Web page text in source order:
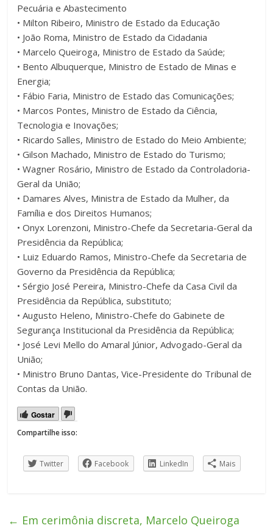
Pecuária e Abastecimento
• Milton Ribeiro, Ministro de Estado da Educação
• João Roma, Ministro de Estado da Cidadania
• Marcelo Queiroga, Ministro de Estado da Saúde;
• Bento Albuquerque, Ministro de Estado de Minas e
Energia;
• Fábio Faria, Ministro de Estado das Comunicações;
• Marcos Pontes, Ministro de Estado da Ciência,
Tecnologia e Inovações;
• Ricardo Salles, Ministro de Estado do Meio Ambiente;
• Gilson Machado, Ministro de Estado do Turismo;
• Wagner Rosário, Ministro de Estado da Controladoria-
Geral da União;
• Damares Alves, Ministra de Estado da Mulher, da
Família e dos Direitos Humanos;
• Onyx Lorenzoni, Ministro-Chefe da Secretaria-Geral da
Presidência da República;
• Luiz Eduardo Ramos, Ministro-Chefe da Secretaria de
Governo da Presidência da República;
• Sérgio José Pereira, Ministro-Chefe da Casa Civil da
Presidência da República, substituto;
• Augusto Heleno, Ministro-Chefe do Gabinete de
Segurança Institucional da Presidência da República;
• José Levi Mello do Amaral Júnior, Advogado-Geral da
União;
• Ministro Bruno Dantas, Vice-Presidente do Tribunal de
Contas da União.
Gostar
Compartilhe isso:
Twitter Facebook LinkedIn Mais
← Em cerimônia discreta, Marcelo Queiroga